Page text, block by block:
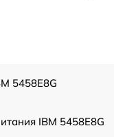
5458E8G
IBM 5458E8G